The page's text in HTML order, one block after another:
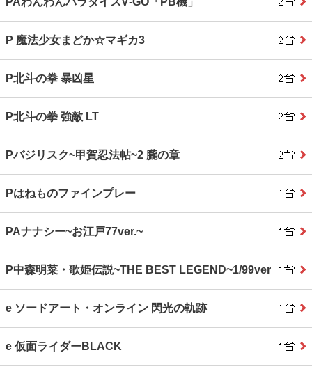
P 魔法少女まどか☆マギカ3
P北斗の拳 暴凶星
P北斗の拳 強敵 LT
Pバジリスク~甲賀忍法帖~2 朧の章
Pはねものファインプレー
PAナナシー~お江戸77ver.~
P中森明菜・歌姫伝説~THE BEST LEGEND~1/99ver
e ソードアート・オンライン 閃光の軌跡
e 仮面ライダーBLACK